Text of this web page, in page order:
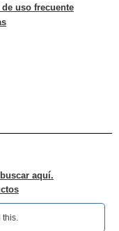
uso frecuente
aquí.